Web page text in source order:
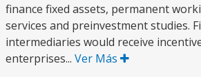
finance fixed assets, permanent
services and preinvestment studies.
intermediaries would receive
enterprises... Ver Más